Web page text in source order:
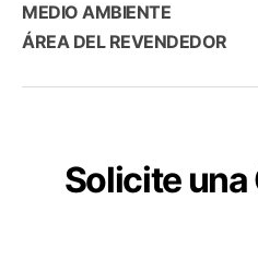
MEDIO AMBIENTE
ÁREA DEL REVENDEDOR
Solicite